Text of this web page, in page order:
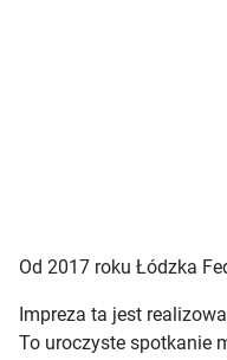
Od 2017 roku Łódzka
Impreza ta jest
To uroczyste spotkanie